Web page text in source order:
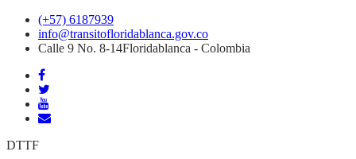
(+57) 6187939
info@transitofloridablanca.gov.co
Calle 9 No. 8-14Floridablanca - Colombia
DTTF